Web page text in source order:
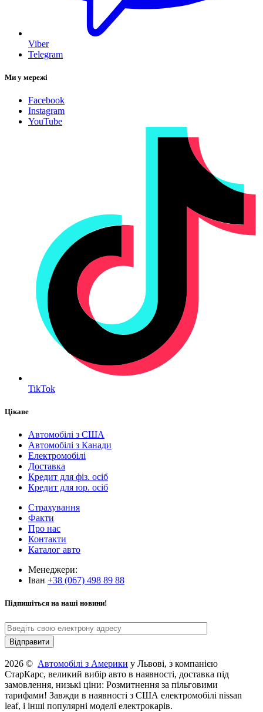
Viber
Telegram
Ми у мережі
Facebook
Instagram
YouTube
TikTok
Цікаве
Автомобілі з США
Автомобілі з Канади
Електромобілі
Доставка
Кредит для фіз. осіб
Кредит для юр. осіб
Страхування
Факти
Про нас
Контакти
Каталог авто
Менеджери:
Іван +38 (067) 498 89 88
Підпишіться на наші новини!
2026 © Автомобілі з Америки у Львові, з компанією
СтарКарс, великий вибір авто в наявності, доставка під
замовлення, низькі ціни: Розмитнення за пільговими
тарифами! Завжди в наявності з США електромобілі nissan
leaf, і інші популярні моделі електрокарів.